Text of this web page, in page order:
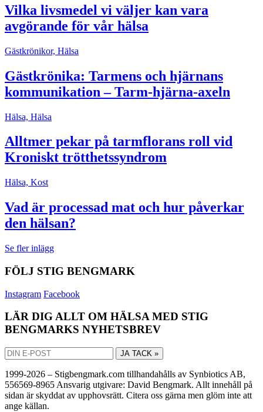
Vilka livsmedel vi väljer kan vara
avgörande för vår hälsa
Gästkrönikor, Hälsa
Gästkrönika: Tarmens och hjärnans
kommunikation – Tarm-hjärna-axeln
Hälsa, Hälsa
Alltmer pekar på tarmflorans roll vid
Kroniskt trötthetssyndrom
Hälsa, Kost
Vad är processad mat och hur påverkar
den hälsan?
Se fler inlägg
FÖLJ STIG BENGMARK
Instagram Facebook
LÄR DIG ALLT OM HÄLSA MED STIG
BENGMARKS NYHETSBREV
JA TACK »
1999-2026 – Stigbengmark.com tillhandahålls av Synbiotics AB,
556569-8965 Ansvarig utgivare: David Bengmark. Allt innehåll på
sidan är skyddat av upphovsrätt. Citera oss gärna men glöm inte att
ange källan.